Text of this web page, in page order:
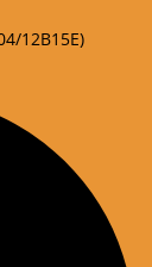
12B15E)